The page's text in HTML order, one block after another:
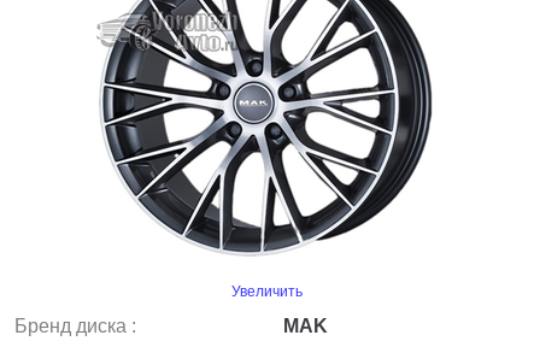
Увеличить
Бренд диска :
MAK